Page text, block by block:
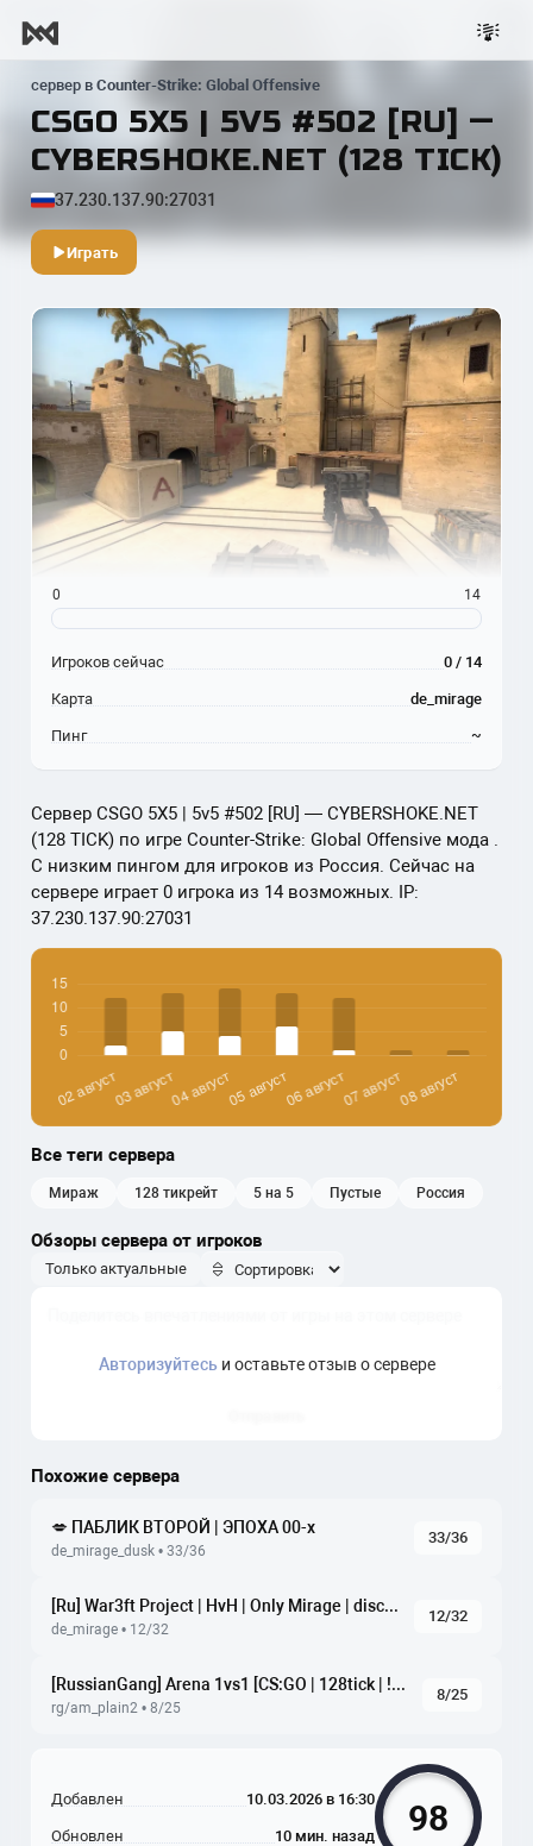
сервер в Counter-Strike: Global Offensive
CSGO 5X5 | 5V5 #502 [RU] —
CYBERSHOKE.NET (128 TICK)
37.230.137.90:27031
Играть
Сервер CSGO 5X5 | 5v5 #502 [RU] — CYBERSHOKE.NET
(128 TICK) по игре Counter-Strike: Global Offensive мода .
С низким пингом для игроков из Россия. Сейчас на
сервере играет 0 игрока из 14 возможных. IP:
37.230.137.90:27031
Все теги сервера
мираж 128 тикрейт 5 на 5 пустые россия
Обзоры сервера от игроков
Только актуальные
Авторизуйтесьи оставьте отзыв о сервере
Похожие сервера
💋 ПАБЛИК ВТОРОЙ | ЭПОХА 00-х
de_mirage_dusk • 33/36
33/36
[Ru] War3ft Project | HvH | Only Mirage | discord.gg/Q9CMAfJK9v
de_mirage • 12/32
12/32
[RussianGang] Arena 1vs1 [CS:GO | 128tick | !ws !knife !gl]
rg/am_plain2 • 8/25
8/25
0 14
Игроков сейчас 0 / 14
Карта de_mirage
Пинг ~
Добавлен 10.03.2026 в 16:30
Обновлен 10 мин. назад 98